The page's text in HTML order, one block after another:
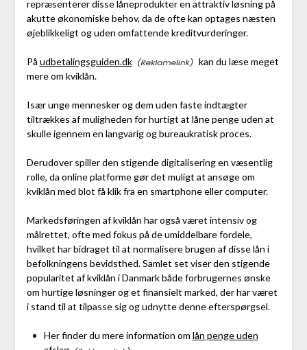
repræsenterer disse låneprodukter en attraktiv løsning på
akutte økonomiske behov, da de ofte kan optages næsten
øjeblikkeligt og uden omfattende kreditvurderinger.
På udbetalingsguiden.dk
kan du læse meget
mere om kviklån.
Især unge mennesker og dem uden faste indtægter
tiltrækkes af muligheden for hurtigt at låne penge uden at
skulle igennem en langvarig og bureaukratisk proces.
Derudover spiller den stigende digitalisering en væsentlig
rolle, da online platforme gør det muligt at ansøge om
kviklån med blot få klik fra en smartphone eller computer.
Markedsføringen af kviklån har også været intensiv og
målrettet, ofte med fokus på de umiddelbare fordele,
hvilket har bidraget til at normalisere brugen af disse lån i
befolkningens bevidsthed. Samlet set viser den stigende
popularitet af kviklån i Danmark både forbrugernes ønske
om hurtige løsninger og et finansielt marked, der har været
i stand til at tilpasse sig og udnytte denne efterspørgsel.
Her finder du mere information om lån penge uden